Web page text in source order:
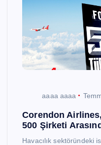
aaaa aaaa
Corendon
500 Şirketi
Havacılık sektöründeki